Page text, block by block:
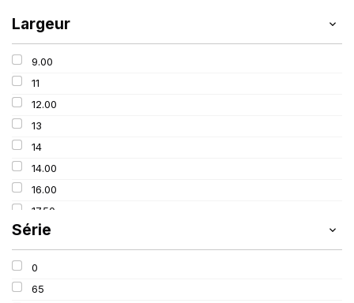
Largeur
9.00
11
12.00
13
14
14.00
16.00
17.50
18
18.00
20.5
20.50
Série
0
65